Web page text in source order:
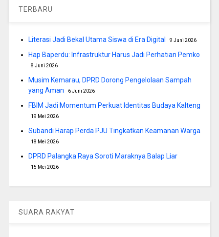
TERBARU
Literasi Jadi Bekal Utama Siswa di Era Digital 9 Juni 2026
Hap Baperdu: Infrastruktur Harus Jadi Perhatian Pemko
8 Juni 2026
Musim Kemarau, DPRD Dorong Pengelolaan Sampah
yang Aman
6 Juni 2026
FBIM Jadi Momentum Perkuat Identitas Budaya Kalteng
19 Mei 2026
Subandi Harap Perda PJU Tingkatkan Keamanan Warga
18 Mei 2026
DPRD Palangka Raya Soroti Maraknya Balap Liar
15 Mei 2026
SUARA RAKYAT